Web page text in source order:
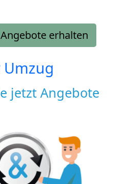
erhalten
jetzt Angebote